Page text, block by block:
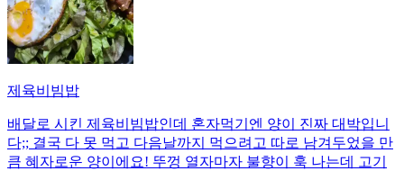
제육비빔밥
배달로 시킨 제육비빔밥인데 혼자먹기엔 양이 진짜 대박입니
다;; 결국 다 못 먹고 다음날까지 먹으려고 따로 남겨두었을 만
큼 혜자로운 양이에요! 뚜껑 열자마자 불향이 훅 나는데 고기